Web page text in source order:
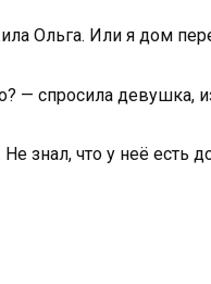
Ольга. Или я дом
— спросила девушка,
знал, что у неё есть